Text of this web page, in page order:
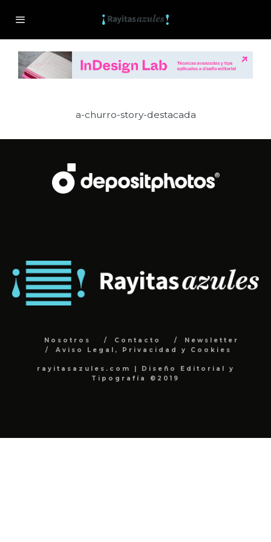
a-churro-story-destacada
Nosotros Contacto
Newsletter
Aviso Legal, Privacidad y Cookies
rayitasazules.com | Diseño Editorial y
Tipografía ©2019